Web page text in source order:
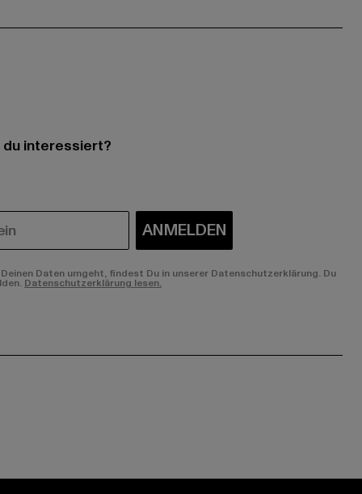
interessiert?
ANMELDEN
Daten umgeht, findest Du in unserer Datenschutzerklärung. Du
Datenschutzerklärung lesen.